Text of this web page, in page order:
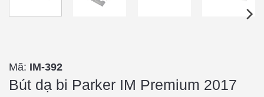
Mã: IM-392
Bút dạ bi Parker IM Premium 2017